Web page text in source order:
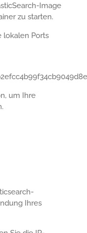
Image
zu starten.
lokalen Ports
um Ihre
Ihres